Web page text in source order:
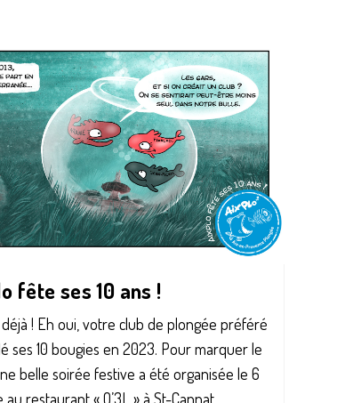
fête ses 10 ans !
déjà ! Eh oui, votre club de plongée préféré
ses 10 bougies en 2023. Pour marquer le
belle soirée festive a été organisée le 6
restaurant « O’3L » à St-Cannat,